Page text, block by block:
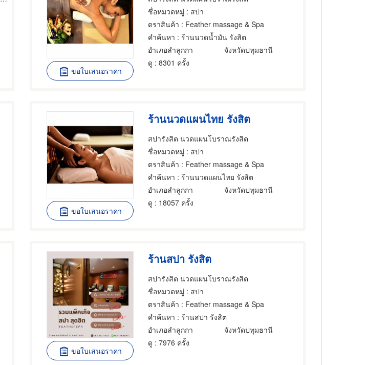
ขอใบเสนอราคา
ชื่อหมวดหมู่ : สปา
ตราสินค้า : Feather massage & Spa
คำค้นหา : ร้านนวดน้ำมัน รังสิต
อำเภอลำลูกกา
จังหวัดปทุมธานี
ดู : 8301 ครั้ง
ขอใบเสนอราคา
ร้านนวดแผนไทย รังสิต
สปารังสิต นวดแผนโบราณรังสิต
ชื่อหมวดหมู่ : สปา
ตราสินค้า : Feather massage & Spa
คำค้นหา : ร้านนวดแผนไทย รังสิต
อำเภอลำลูกกา
จังหวัดปทุมธานี
ดู : 18057 ครั้ง
ขอใบเสนอราคา
ร้านสปา รังสิต
สปารังสิต นวดแผนโบราณรังสิต
ชื่อหมวดหมู่ : สปา
ตราสินค้า : Feather massage & Spa
คำค้นหา : ร้านสปา รังสิต
อำเภอลำลูกกา
จังหวัดปทุมธานี
ดู : 7976 ครั้ง